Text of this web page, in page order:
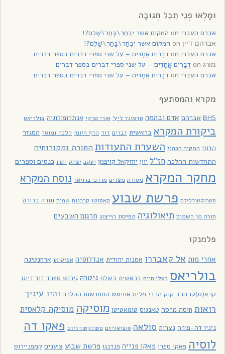
וּמָלְאוּ פְנֵי תֵבֵל תְּגוּבָה
אברם העברי המקום אשר יִבְחַר\בָּחַר\שָׁלֵם?!
אברהם דיין
המקום אשר יִבְחַר\בָּחַר\שָׁלֵם?!
אברם העברי
דְבָרִים אֲחָדִים – על שני ספרי דברים בספר דברים
מורג
דְבָרִים אֲחָדִים – על שני ספרי דברים בספר דברים
אברם העברי
דְבָרִים אֲחָדִים – על שני ספרי דברים בספר דברים
מקרא והמסתעף
BHS אברהם אדם ובהמה אדמונד ליץ' אורי שרקי אנתרופולוגיה בולריאס
ביקורת המקרא בראשית דברים דוד הדף היומי הלכה ומוסר המגזר
הדתי המקור הכהני השערת התעודות התורה ומקורותיה
התחדשות ההלכה חז"ל יוון יחזקאל קויפמן יעקב יצחק יתרו כנסים וספרים
מחקר המקרא מסורת מצרים מרדכי ברויאר נוסח המקרא
סטרוקטורליזם פרשת שבוע קאסוטו קרבנות שמות תורה ברורה
תורה מן השמים תיאולוגיה תפיסת הייצוג תרגום השבעים
פלמנקו
אחרי מות אל קאבררו אמנות יהודית אנדלוסיה אפיקומן ארחנטינה
בולריאס בעלי חיים בראשית בשלח גיטרה גירוש ספרד דוד דייגו
קרא(ס)קו הרב קוק הרבי מליובאוויטש התחדשות ההלכה והיו עיניך
רואות חוסה מרסה טאנגוס טומאטיטו מוסיקה מוסיקה קלאסית
ניניו דה-פורה נצרות סולאה סוציאליזם סטרוקטורליזם פאקו דה
לוסיה פאקו ספרו פאקו פנייה פנדנגו פרשת שבוע צוענים קמפניירוס